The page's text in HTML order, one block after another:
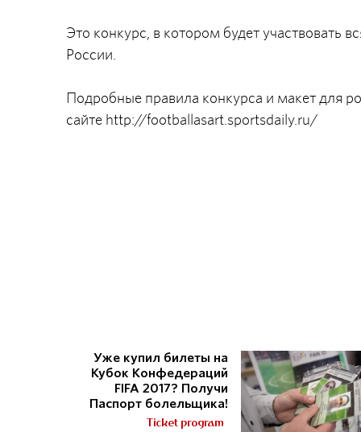
Это конкурс, в котором будет участвовать
России.
Подробные правила конкурса и макет для
сайте http://footballasart.sportsdaily.ru/
Уже купил билеты на
Кубок Конфедераций
FIFA 2017? Получи
Паспорт болельщика!
Ticket program